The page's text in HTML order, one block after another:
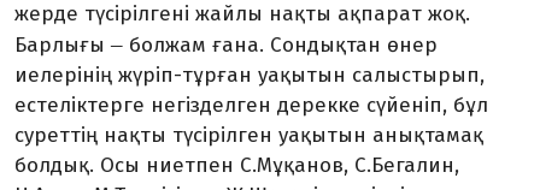
жерде түсірілгені жайлы нақты ақпарат жоқ.
Барлығы– болжам ғана. Сондықтан өнер
иелерінің жүріп-тұрған уақытын салыстырып,
естеліктерге негізделген дерекке сүйеніп, бұл
суреттің нақты түсірілген уақытын анықтамақ
болдық. Осы ниетпен С.Мұқанов, С.Бегалин,